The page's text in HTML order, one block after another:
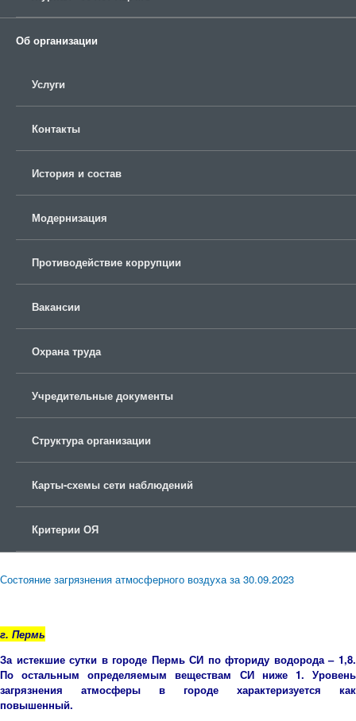
Об организации
Услуги
Контакты
История и состав
Модернизация
Противодействие коррупции
Вакансии
Охрана труда
Учредительные документы
Структура организации
Карты-схемы сети наблюдений
Критерии ОЯ
Состояние загрязнения атмосферного воздуха за 30.09.2023
г. Пермь
За истекшие сутки в городе Пермь СИ по фториду водорода – 1,8.
По остальным определяемым веществам СИ ниже 1. Уровень
загрязнения атмосферы в городе характеризуется как
повышенный.